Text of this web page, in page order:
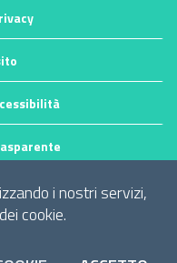
i nostri servizi,
cookie.
GO
Agency.